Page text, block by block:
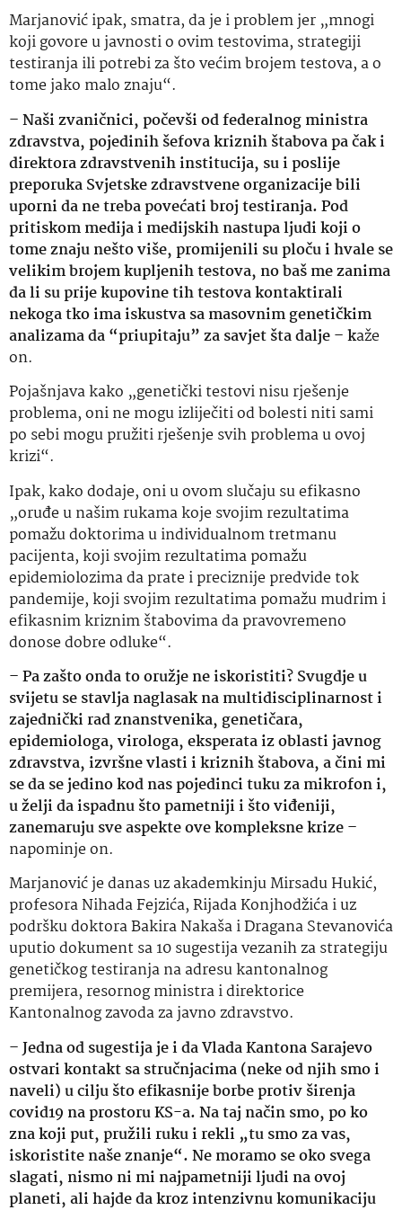
Marjanović ipak, smatra, da je i problem jer „mnogi
koji govore u javnosti o ovim testovima, strategiji
testiranja ili potrebi za što većim brojem testova, a o
tome jako malo znaju“.
– Naši zvaničnici, počevši od federalnog ministra
zdravstva, pojedinih šefova kriznih štabova pa čak i
direktora zdravstvenih institucija, su i poslije
preporuka Svjetske zdravstvene organizacije bili
uporni da ne treba povećati broj testiranja. Pod
pritiskom medija i medijskih nastupa ljudi koji o
tome znaju nešto više, promijenili su ploču i hvale se
velikim brojem kupljenih testova, no baš me zanima
da li su prije kupovine tih testova kontaktirali
nekoga tko ima iskustva sa masovnim genetičkim
analizama da “priupitaju” za savjet šta dalje – kaže
on.
Pojašnjava kako „genetički testovi nisu rješenje
problema, oni ne mogu izliječiti od bolesti niti sami
po sebi mogu pružiti rješenje svih problema u ovoj
krizi“.
Ipak, kako dodaje, oni u ovom slučaju su efikasno
„oruđe u našim rukama koje svojim rezultatima
pomažu doktorima u individualnom tretmanu
pacijenta, koji svojim rezultatima pomažu
epidemiolozima da prate i preciznije predvide tok
pandemije, koji svojim rezultatima pomažu mudrim i
efikasnim kriznim štabovima da pravovremeno
donose dobre odluke“.
– Pa zašto onda to oružje ne iskoristiti? Svugdje u
svijetu se stavlja naglasak na multidisciplinarnost i
zajednički rad znanstvenika, genetičara,
epidemiologa, virologa, eksperata iz oblasti javnog
zdravstva, izvršne vlasti i kriznih štabova, a čini mi
se da se jedino kod nas pojedinci tuku za mikrofon i,
u želji da ispadnu što pametniji i što viđeniji,
zanemaruju sve aspekte ove kompleksne krize –
napominje on.
Marjanović je danas uz akademkinju Mirsadu Hukić,
profesora Nihada Fejzića, Rijada Konjhodžića i uz
podršku doktora Bakira Nakaša i Dragana Stevanovića
uputio dokument sa 10 sugestija vezanih za strategiju
genetičkog testiranja na adresu kantonalnog
premijera, resornog ministra i direktorice
Kantonalnog zavoda za javno zdravstvo.
– Jedna od sugestija je i da Vlada Kantona Sarajevo
ostvari kontakt sa stručnjacima (neke od njih smo i
naveli) u cilju što efikasnije borbe protiv širenja
covid19 na prostoru KS-a. Na taj način smo, po ko
zna koji put, pružili ruku i rekli „tu smo za vas,
iskoristite naše znanje“. Ne moramo se oko svega
slagati, nismo ni mi najpametniji ljudi na ovoj
planeti, ali hajde da kroz intenzivnu komunikaciju